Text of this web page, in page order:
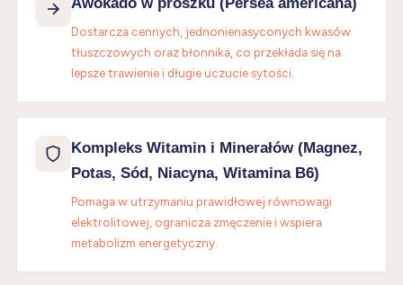
Dostarcza cennych, jednonienasyconych kwasów
tłuszczowych oraz błonnika, co przekłada się na
lepsze trawienie i długie uczucie sytości.
Kompleks Witamin i Minerałów (Magnez,
Potas, Sód, Niacyna, Witamina B6)
Pomaga w utrzymaniu prawidłowej równowagi
elektrolitowej, ogranicza zmęczenie i wspiera
metabolizm energetyczny.